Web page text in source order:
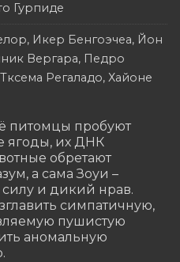
Гурпиде
Икер Бенгоэчеа, Йон
Вергара, Педро
Регаладо, Хайоне
питомцы пробуют
ягоды, их ДНК
обретают
а сама Зоуи –
силу и дикий нрав.
симпатичную,
пушистую
аномальную